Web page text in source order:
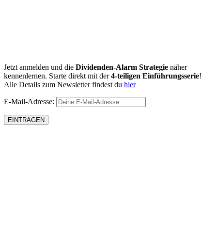
Jetzt anmelden und die Dividenden-Alarm Strategie näher
kennenlernen. Starte direkt mit der4-teiligen Einführungsserie!
Alle Details zum Newsletter findest du hier
E-Mail-Adresse: